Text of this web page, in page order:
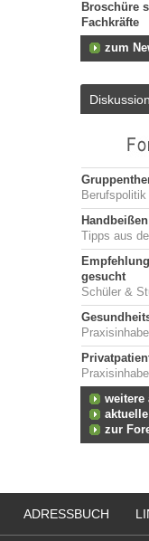
Broschüre
Fachkräfte
zum
Tipps aus
gesucht
Schüler &
weitere
zur
ADRESSBUCH